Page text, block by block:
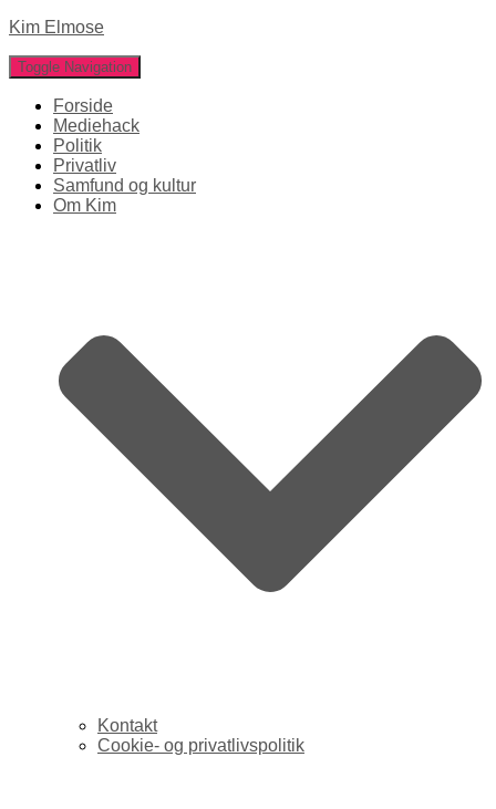
Kim Elmose
Toggle Navigation
Forside
Mediehack
Politik
Privatliv
Samfund og kultur
Om Kim
Kontakt
Cookie- og privatlivspolitik